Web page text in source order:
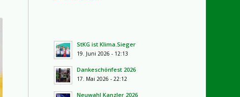
StKG ist Klima.Sieger
19. Juni 2026 - 12:13
Dankeschönfest 2026
17. Mai 2026 - 22:12
Neuwahl Kanzler 2026